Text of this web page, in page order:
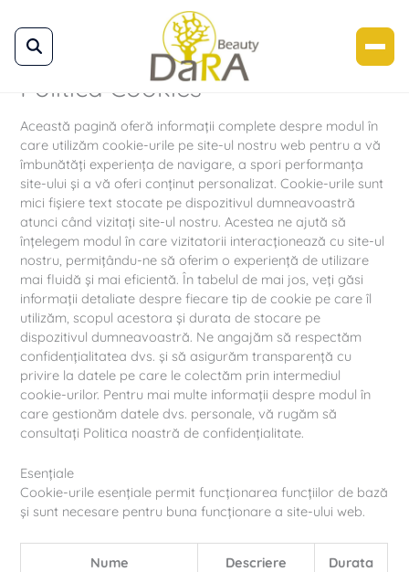
content
Politica Cookies
Această pagină oferă informații complete despre modul în
care utilizăm cookie-urile pe site-ul nostru web pentru a vă
îmbunătăți experiența de navigare, a spori performanța
site-ului și a vă oferi conținut personalizat. Cookie-urile sunt
mici fișiere text stocate pe dispozitivul dumneavoastră
atunci când vizitați site-ul nostru. Acestea ne ajută să
înțelegem modul în care vizitatorii interacționează cu site-ul
nostru, permițându-ne să oferim o experiență de utilizare
mai fluidă și mai eficientă. În tabelul de mai jos, veți găsi
informații detaliate despre fiecare tip de cookie pe care îl
utilizăm, scopul acestora și durata de stocare pe
dispozitivul dumneavoastră. Ne angajăm să respectăm
confidențialitatea dvs. și să asigurăm transparență cu
privire la datele pe care le colectăm prin intermediul
cookie-urilor. Pentru mai multe informații despre modul în
care gestionăm datele dvs. personale, vă rugăm să
consultați Politica noastră de confidențialitate.
Esențiale
Cookie-urile esențiale permit funcționarea funcțiilor de bază
și sunt necesare pentru buna funcționare a site-ului web.
Nume Descriere Durata